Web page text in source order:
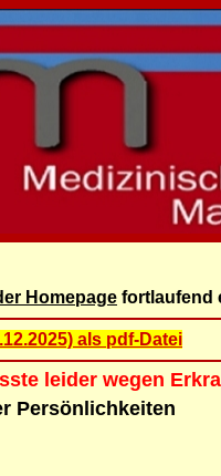
Homepage fortlaufend
als pdf-Datei
leider wegen
Persönlichkeiten